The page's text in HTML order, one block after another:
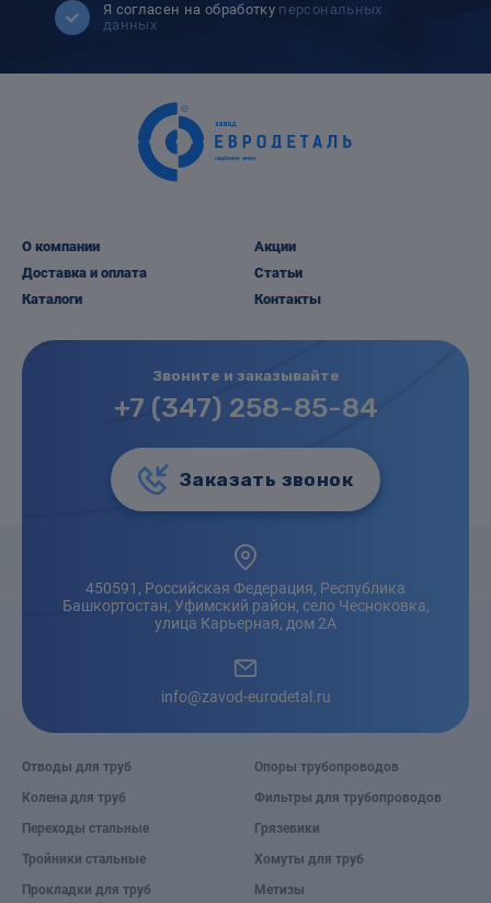
Я согласен на обработку персональных
данных
О компании
Доставка и оплата
Каталоги
Акции
Статьи
Контакты
Звоните и заказывайте
+7 (347) 258-85-84
Заказать звонок
450591, Российская Федерация, Республика
Башкортостан, Уфимский район, село Чесноковка,
улица Карьерная, дом 2А
info@zavod-eurodetal.ru
Отводы для труб
Колена для труб
Переходы стальные
Тройники стальные
Прокладки для труб
Опоры трубопроводов
Фильтры для трубопроводов
Грязевики
Хомуты для труб
Метизы